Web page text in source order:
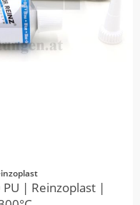
| Reinzoplast |